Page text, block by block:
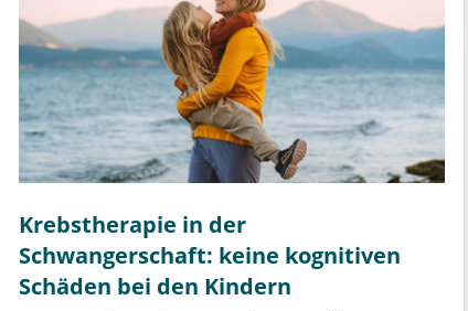
Krebstherapie in der
Schwangerschaft: keine kognitiven
Schäden bei den Kindern